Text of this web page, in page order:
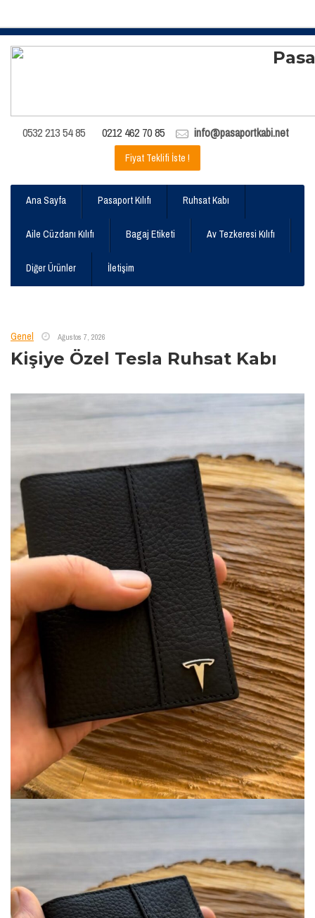
0532 213 54 85 0212 462 70 85 info@pasaportkabi.net
Fiyat Teklifi İste !
Ana Sayfa Pasaport Kılıfı Ruhsat Kabı
Aile Cüzdanı Kılıfı Bagaj Etiketi Av Tezkeresi Kılıfı
Diğer Ürünler İletişim
Genel Ağustos 7, 2026
Kişiye Özel Tesla Ruhsat Kabı